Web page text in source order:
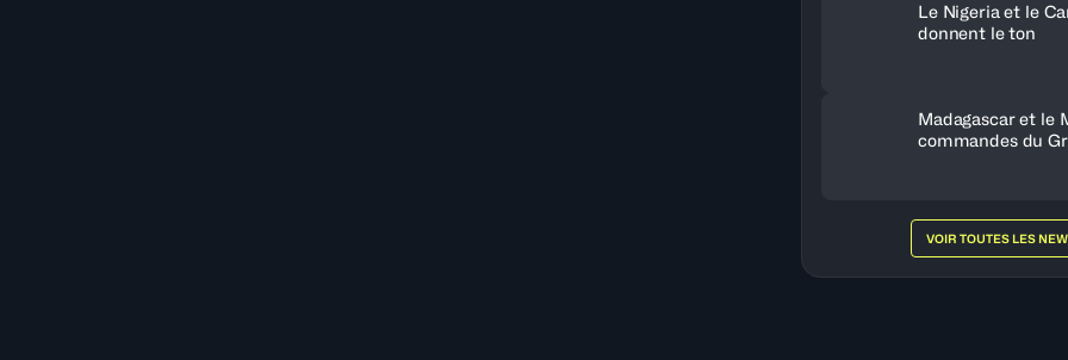
Le Nigeria et le
donnent le ton
Madagascar et le
commandes du
VOIR TOUTES LES